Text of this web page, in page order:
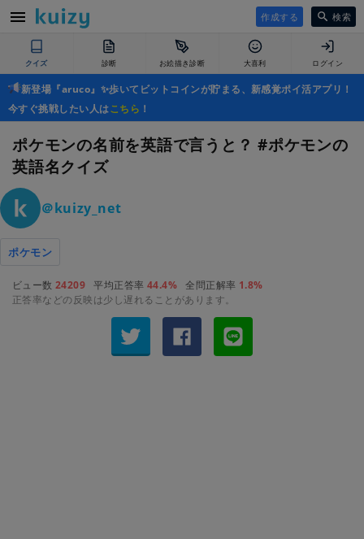
作成する 検索
クイズ 診断 お絵描き診断 大喜利 ログイン
新登場『aruco』✨歩いてビットコインが貯まる、新感覚ポイ活アプリ！
今すぐ挑戦したい人はこちら ！
ポケモンの名前を英語で言うと？ #ポケモンの
英語名クイズ
＠kuizy_net
ポケモン
ビュー数 24209 平均正答率 44.4% 全問正解率 1.8%
正答率などの反映は少し遅れることがあります。